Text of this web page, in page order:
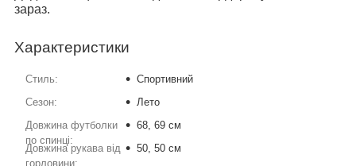
зараз.
Характеристики
Стиль:
Спортивний
Сезон:
Лето
Довжина футболки
по спинці:
68, 69 см
Довжина рукава від
горловини:
50, 50 см